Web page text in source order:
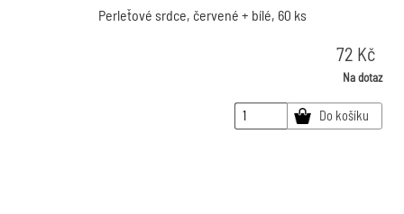
Perleťové srdce, červené + bílé, 60 ks
72 Kč
Na dotaz
Do košíku